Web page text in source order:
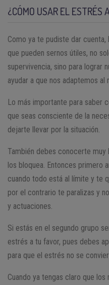
¿CÓMO USAR EL ESTRÉS
Como ya te pudiste dar
que pueden sernos útiles, no
supervivencia, sino para lograr
ayudar a que nos adaptemos al
Lo más importante para saber
que seas consciente de la
dejarte llevar por la situación.
También debes conocerte muy
los bloquea. Entonces primero
cuando todo está al límite y te
por el contrario te paralizas y
y actuaciones.
Si estás en el segundo grupo
estrés a tu favor, pues debes
para que el estrés no se
Cuando ya tengas claro que